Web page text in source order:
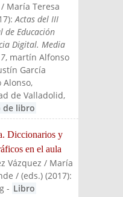
María Teresa
):Actas del III
de Educación
Digital. Media
, martín Alfonso
García
Alonso,
de Valladolid,
de libro
Diccionarios y
en el aula
Vázquez / María
/ (eds.) (2017):
- Libro